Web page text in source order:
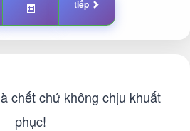
tiếp
chết chứ không chịu khuất
phục!